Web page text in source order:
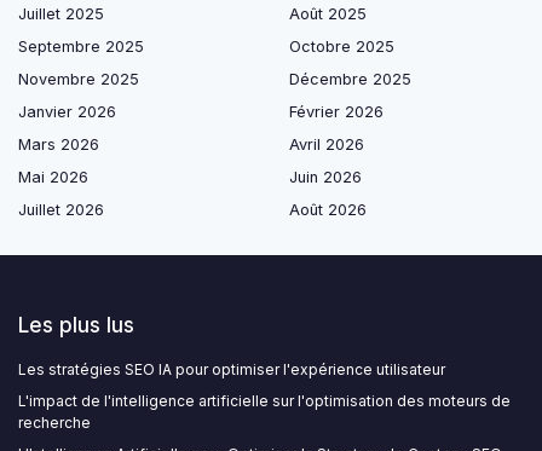
Juillet 2025
Août 2025
Septembre 2025
Octobre 2025
Novembre 2025
Décembre 2025
Janvier 2026
Février 2026
Mars 2026
Avril 2026
Mai 2026
Juin 2026
Juillet 2026
Août 2026
Les plus lus
Les stratégies SEO IA pour optimiser l'expérience utilisateur
L'impact de l'intelligence artificielle sur l'optimisation des moteurs de
recherche